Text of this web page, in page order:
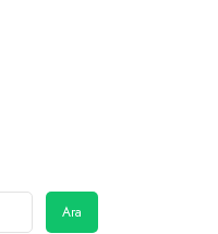
Ara